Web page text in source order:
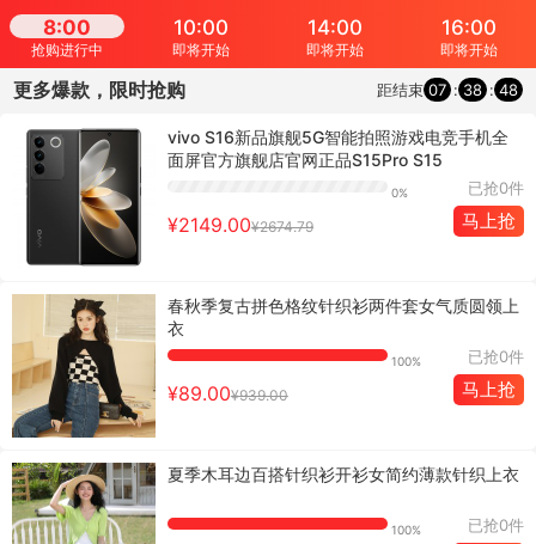
8:00
抢购进行中
10:00
即将开始
14:00
即将开始
16:00
即将开始
更多爆款，限时抢购 距结束 07 : 38 : 48
vivo S16新品旗舰5G智能拍照游戏电竞手机全
面屏官方旗舰店官网正品S15Pro S15
0% 已抢0件
¥2149.00¥2674.79 马上抢
春秋季复古拼色格纹针织衫两件套女气质圆领上
衣
100% 已抢0件
¥89.00¥939.00 马上抢
夏季木耳边百搭针织衫开衫女简约薄款针织上衣
100% 已抢0件